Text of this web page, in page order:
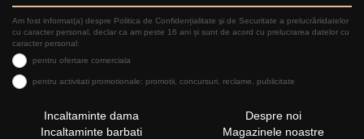
Am fost informat(a) despre Politica de Confidențialitate şi de Securitate a prelucrăriidatelor
cu caracter personal, declar ca am peste 16 ani și sunt de acord cu prelucrarea datelor cu
caracter personal:
pentru ofertare comerciala
pentru activitati promotionale: promotii, concursuri, reclame, publicitate
Incaltaminte dama
Incaltaminte barbati
Despre noi
Magazinele noastre